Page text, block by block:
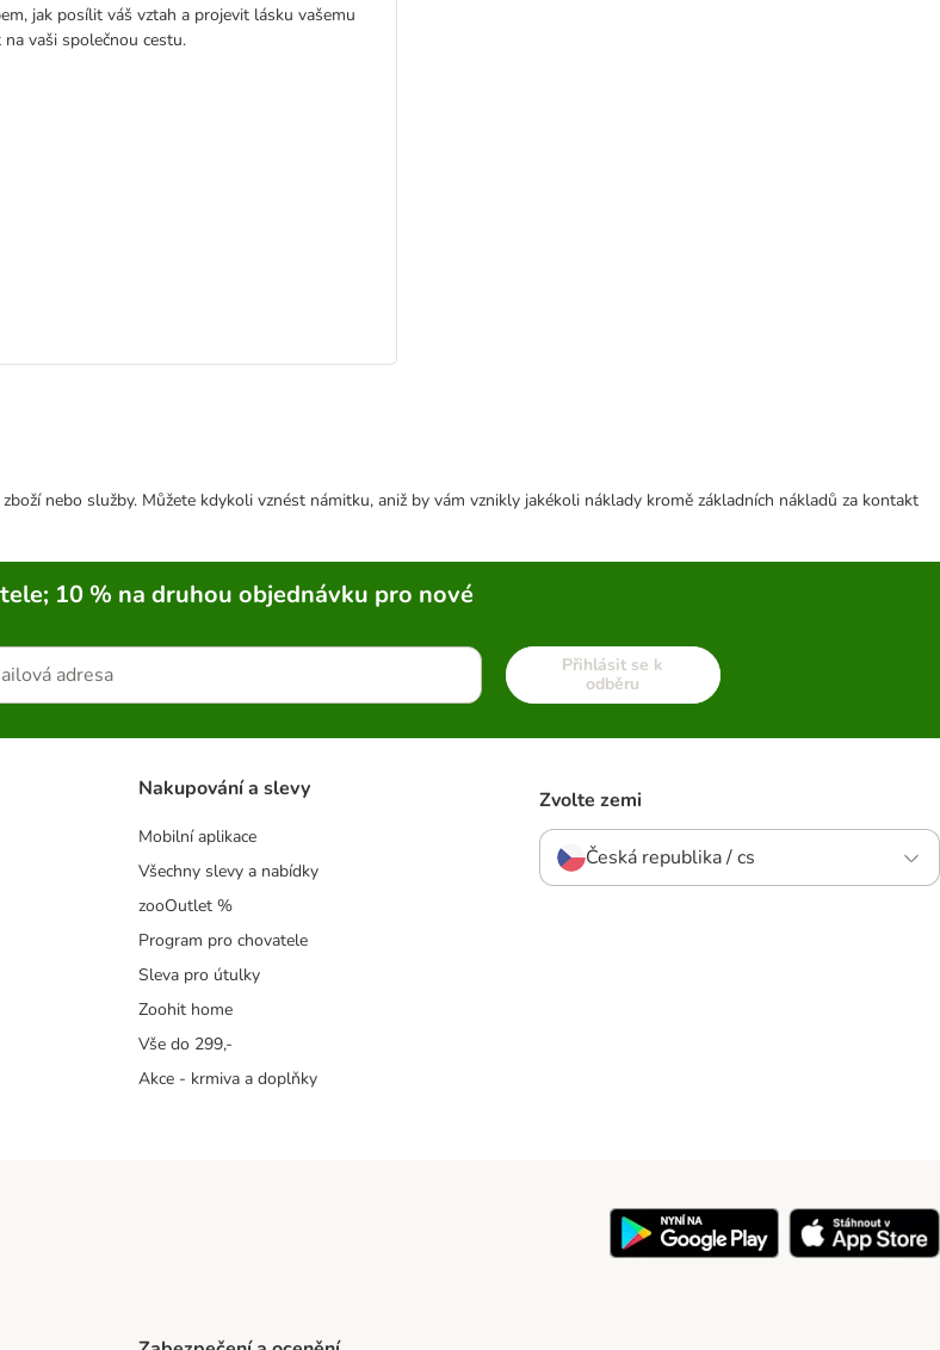
jak posílit váš vztah a projevit lásku vašemu
vaši společnou cestu.
nebo služby. Můžete kdykoli vznést námitku, aniž by vám vznikly jakékoli náklady kromě základních nákladů za kontakt
10 % na druhou objednávku pro nové
Přihlásit se k
odběru
Nakupování a slevy
Mobilní aplikace
Všechny slevy a nabídky
zooOutlet %
Program pro chovatele
Sleva pro útulky
Zoohit home
Vše do 299,-
Akce - krmiva a doplňky
Zvolte zemi
Česká republika / cs